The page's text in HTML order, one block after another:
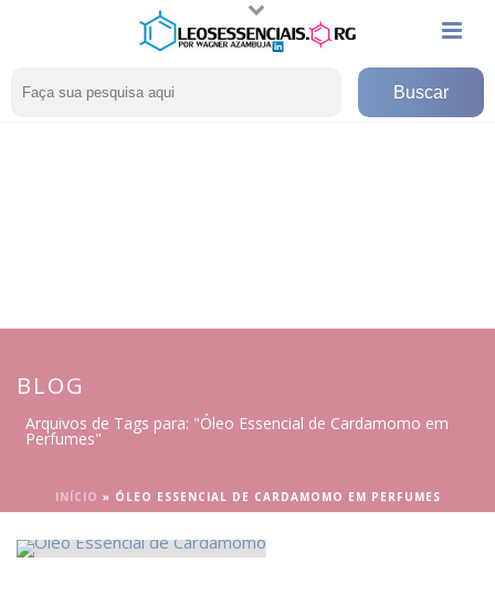
BLOG
Arquivos de Tags para: "Óleo Essencial de Cardamomo em
Perfumes"
INÍCIO » ÓLEO ESSENCIAL DE CARDAMOMO EM PERFUMES